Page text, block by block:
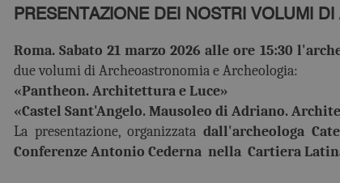
PRESENTAZIONE DEI NOSTRI VOLUMI
Roma. Sabato 21 marzo 2026 alle ore 15:30
due volumi di Archeoastronomia e Archeologia:
«Pantheon. Architettura e Luce»
«Castel Sant'Angelo. Mausoleo di Adriano.
La presentazione, organizzata dall'archeologa
Conferenze Antonio Cederna nella Cartiera